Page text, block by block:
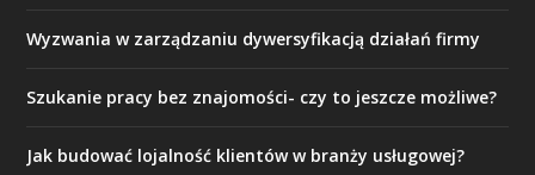
Wyzwania w zarządzaniu dywersyfikacją działań firmy
Szukanie pracy bez znajomości- czy to jeszcze możliwe?
Jak budować lojalność klientów w branży usługowej?